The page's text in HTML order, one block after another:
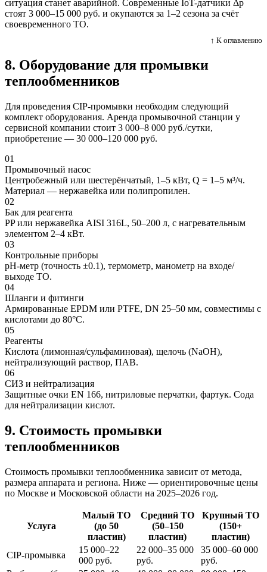
ситуация станет аварийной. Современные IoT-датчики Δp
стоят 3 000–15 000 руб. и окупаются за 1–2 сезона за счёт
своевременного ТО.
↑ К оглавлению
8. Оборудование для промывки
теплообменников
Для проведения CIP-промывки необходим следующий
комплект оборудования. Аренда промывочной станции у
сервисной компании стоит 3 000–8 000 руб./сутки,
приобретение — 30 000–120 000 руб.
01
Промывочный насос
Центробежный или шестерёнчатый, 1–5 кВт, Q = 1–5 м³/ч.
Материал — нержавейка или полипропилен.
02
Бак для реагента
PP или нержавейка AISI 316L, 50–200 л, с нагревательным
элементом 2–4 кВт.
03
Контрольные приборы
pH-метр (точность ±0.1), термометр, манометр на входе/
выходе ТО.
04
Шланги и фитинги
Армированные EPDM или PTFE, DN 25–50 мм, совместимы с
кислотами до 80°C.
05
Реагенты
Кислота (лимонная/сульфаминовая), щелочь (NaOH),
нейтрализующий раствор, ПАВ.
06
СИЗ и нейтрализация
Защитные очки EN 166, нитриловые перчатки, фартук. Сода
для нейтрализации кислот.
9. Стоимость промывки
теплообменников
Стоимость промывки теплообменника зависит от метода,
размера аппарата и региона. Ниже — ориентировочные цены
по Москве и Московской области на 2025–2026 год.
Услуга
Малый ТО
(до 50
пластин)
Средний ТО
(50–150
пластин)
Крупный ТО
(150+
пластин)
CIP-промывка
15 000–22
000 руб.
22 000–35 000
руб.
35 000–60 000
руб.